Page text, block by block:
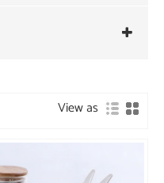
View as